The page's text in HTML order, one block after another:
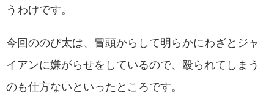
うわけです。
今回ののび太は、冒頭からして明らかにわざとジャ
イアンに嫌がらせをしているので、殴られてしまう
のも仕方ないといったところです。